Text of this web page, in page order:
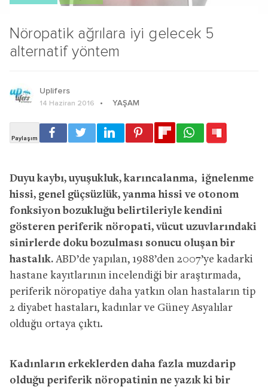
Nöropatik ağrılara iyi gelecek 5
alternatif yöntem
Uplifers
14 Haziran 2016 YAŞAM
Duyu kaybı, uyuşukluk, karıncalanma, iğnelenme
hissi, genel güçsüzlük, yanma hissi ve otonom
fonksiyon bozukluğu belirtileriyle kendini
gösteren periferik nöropati, vücut uzuvlarındaki
sinirlerde doku bozulması sonucu oluşan bir
hastalık. ABD’de yapılan, 1988’den 2007’ye kadarki
hastane kayıtlarının incelendiği bir araştırmada,
periferik nöropatiye daha yatkın olan hastaların tip
2 diyabet hastaları, kadınlar ve Güney Asyalılar
olduğu ortaya çıktı.
Kadınların erkeklerden daha fazla muzdarip
olduğu periferik nöropatinin ne yazık ki bir